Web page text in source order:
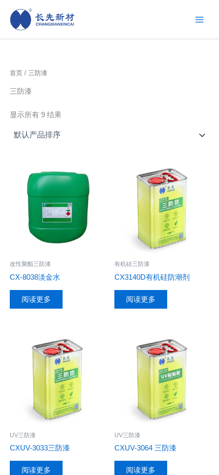
容
首页 / 三防漆
三防漆
显示所有 9 结果
改性聚酯三防漆
CX-8038淡金水
阅读更多
有机硅三防漆
CX3140D有机硅防潮剂
阅读更多
UV三防漆
CXUV-3033三防漆
阅读更多
UV三防漆
CXUV-3064 三防漆
阅读更多